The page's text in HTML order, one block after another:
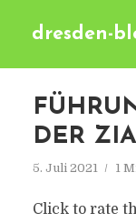
dresden-
DER
5. Juli 2021 1
Click to rate